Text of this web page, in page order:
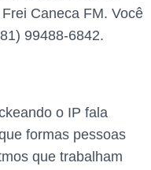
Caneca FM. Você
99488-6842.
o IP fala
formas pessoas
que trabalham